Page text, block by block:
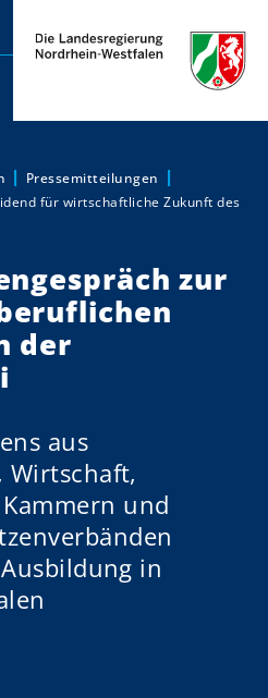
Pressemitteilungen
für wirtschaftliche Zukunft des
zur
der
aus
Wirtschaft,
und
in